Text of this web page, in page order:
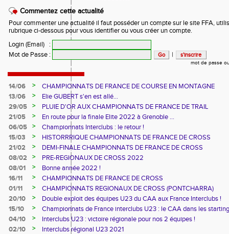
Commentez cette actualité
Pour commenter une actualité il faut posséder un compte sur le site FFA,
rubrique ci-dessous pour vous identifier ou vous créer un compte.
Login (Email)
:
Mot de Passe : |
mot de passe
14/06 >
CHAMPIONNATS DE FRANCE DE COURSE EN MONTAGNE
13/06
>
Elie GUBERT s'en est allé...
29/05
>
PLUIE D'OR AUX CHAMPIONNATS DE FRANCE DE TRAIL
21/05
>
En route pour la finale Elite 2022 à Grenoble ...
06/05
>
Championnats Interclubs : le retour !
15/03
>
HISTORRRIQUE CHAMPIONNATS DE FRANCE DE CROSS
21/02
>
DEMI-FINALE CHAMPIONNATS DE FRANCE DE CROSS
08/02
>
PRE-REGIONAUX DE CROSS 2022
08/01
>
Bonne année 2022 !
16/11
>
CHAMPIONNATS DE FRANCE DE CROSS
01/11
>
CHAMPIONNATS REGIONAUX DE CROSS (PONTCHARRA)
20/10
>
Double exploit des équipes U23 du CAA aux France Interclubs !
15/10
>
Championnats de France interclubs U23 : le CAA dans les
blocks !
04/10 >
Interclubs U23 : victoire régionale pour nos 2 équipes !
02/10
>
Interclubs régional U23 2021